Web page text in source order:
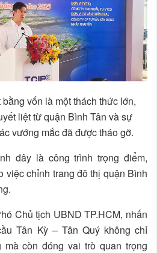
vốn là một thách thức lớn,
liệt từ quận Bình Tân và sự
vướng mắc đã được tháo gỡ.
đây là công trình trọng điểm,
việc chỉnh trang đô thị quận Bình
Chủ tịch UBND TP.HCM, nhấn
Tân Kỳ – Tân Quý không chỉ
còn đóng vai trò quan trọng